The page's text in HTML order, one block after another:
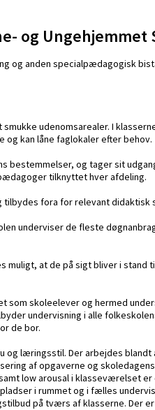
og Ungehjemmet
og anden specialpædagogisk
udenomsarealer. I
kan låne faglokaler efter behov.
bestemmelser, og tager sit
tilknyttet hver afdeling.
fora for relevant didaktisk
underviser de fleste
at de på sigt bliver i stand
skoleelever og hermed
undervisning i alle
de bor.
læringsstil. Der arbejdes blandt
af opgaverne og
low arousal i klasseværelset
i rummet og i fælles
på tværs af klasserne.